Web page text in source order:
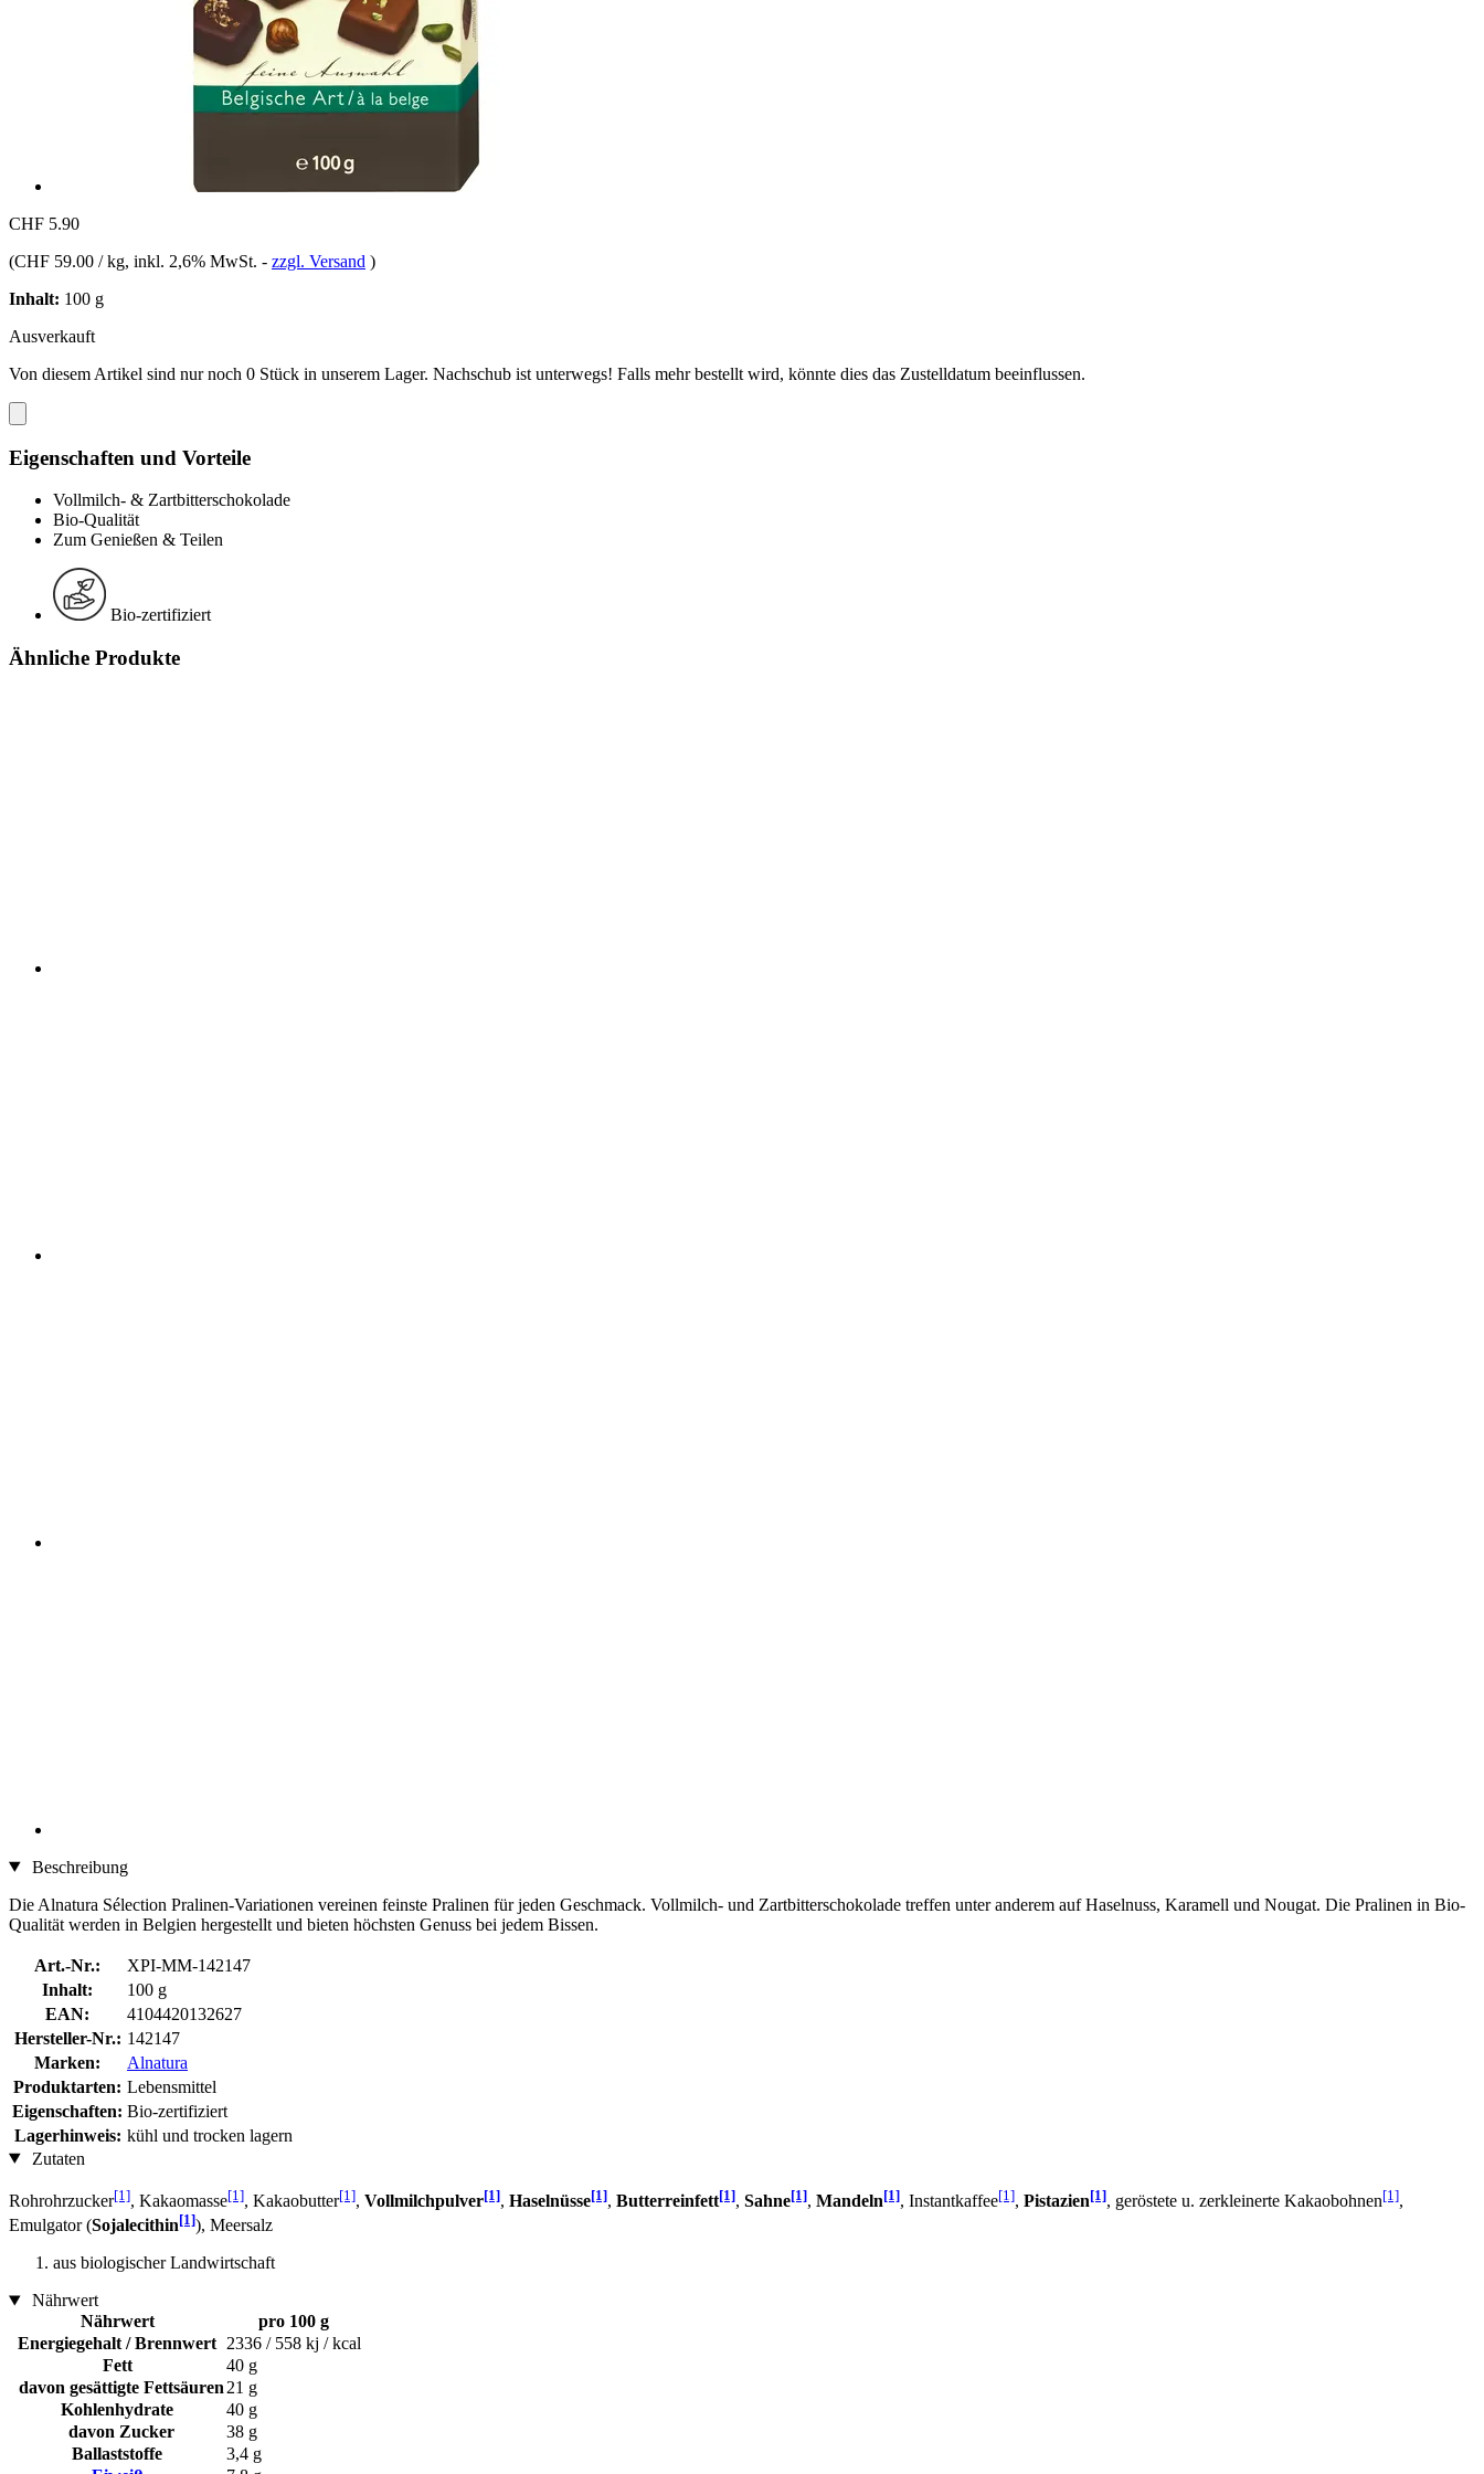
CHF 5.90
(CHF 59.00 / kg, inkl. 2,6% MwSt. - zzgl. Versand )
Inhalt: 100 g
Ausverkauft
Von diesem Artikel sind nur noch 0 Stück in unserem Lager. Nachschub ist unterwegs! Falls mehr bestellt wird, könnte dies das Zustelldatum beeinflussen.
Eigenschaften und Vorteile
Vollmilch- & Zartbitterschokolade
Bio-Qualität
Zum Genießen & Teilen
Bio-zertifiziert
Ähnliche Produkte
Beschreibung
Die Alnatura Sélection Pralinen-Variationen vereinen feinste Pralinen für jeden Geschmack. Vollmilch- und Zartbitterschokolade treffen unter anderem auf Haselnuss, Karamell und Nougat. Die Pralinen in Bio-
Qualität werden in Belgien hergestellt und bieten höchsten Genuss bei jedem Bissen.
Art.-Nr.:
XPI-MM-142147
Inhalt:
100 g
EAN:
4104420132627
Hersteller-Nr.: 142147
Marken:
Alnatura
Produktarten: Lebensmittel
Eigenschaften: Bio-zertifiziert
Lagerhinweis: kühl und trocken lagern
Zutaten
Rohrohrzucker[1], Kakaomasse[1], Kakaobutter[1], Vollmilchpulver[1], Haselnüsse[1], Butterreinfett[1], Sahne[1], Mandeln[1], Instantkaffee[1], Pistazien[1], geröstete u. zerkleinerte Kakaobohnen[1],
Emulgator (Sojalecithin[1]), Meersalz
aus biologischer Landwirtschaft
Nährwert
Nährwert
pro 100 g
Energiegehalt / Brennwert 2336 / 558 kj / kcal
Fett
40 g
davon gesättigte Fettsäuren 21 g
Kohlenhydrate
40 g
davon Zucker
38 g
Ballaststoffe
3,4 g